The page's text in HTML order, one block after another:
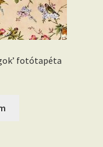
fotótapéta